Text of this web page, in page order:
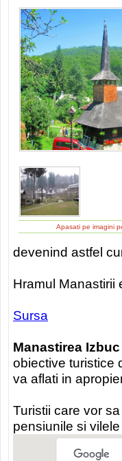
Apasati pe imagini
devenind astfel
Hramul Manastirii
Sursa
Manastirea
obiective turistice
va aflati in
Turistii care vor
pensiunile si